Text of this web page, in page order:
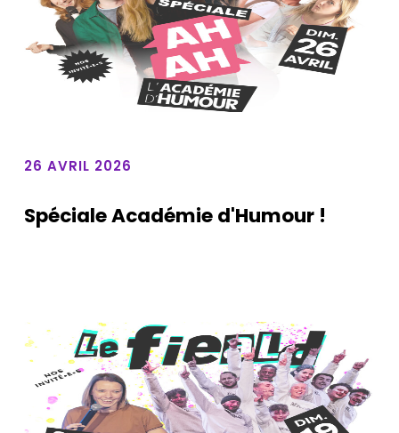
26 AVRIL 2026
Spéciale Académie d'Humour !